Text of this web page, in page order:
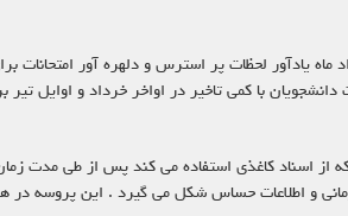
ماه یادآور لحظات پر استرس و دلهره آور
دانشجویان با کمی تاخیر در اواخر خرداد و اوایل تیر
که از اسناد کاغذی استفاده می کند پس از طی مدت
و اطلاعات حساس شکل می گیرد . این پروسه در